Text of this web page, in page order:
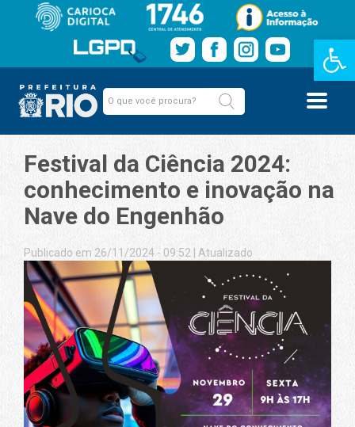
Barra de
Festival da Ciência 2024:
conhecimento e inovação na
Nave do Engenhão
Publicado em 26/11/2024 - 09:52 Atualizado